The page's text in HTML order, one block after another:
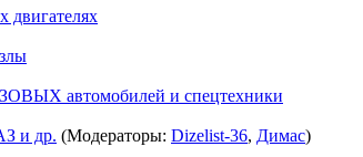
двигателях
автомобилей и спецтехники
и др. (Модераторы: Dizelist-36, Димас)